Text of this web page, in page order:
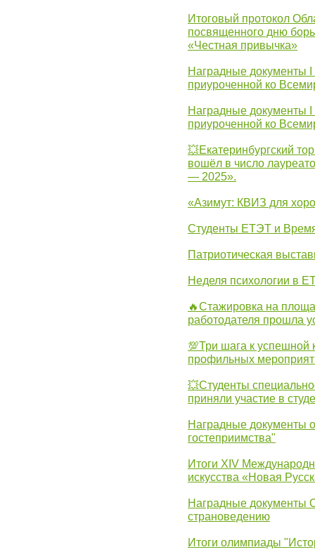
Итоговый протокол
посвященного дню
«Честная привычка»
Наградные документы
приуроченной ко
Наградные документы
приуроченной ко
💥Екатеринбургский
вошёл в число
— 2025».
«Азимут: КВИЗ для
Студенты ЕТЭТ и
Патриотическая
Неделя психологии в
🔥Стажировка на
работодателя прошла
💯Три шага к успешной
профильных
💥Студенты
приняли участие в
Наградные документы
гостеприимства"
Итоги XIV
искусства «Новая
Наградные документы
страноведению
Итоги олимпиады